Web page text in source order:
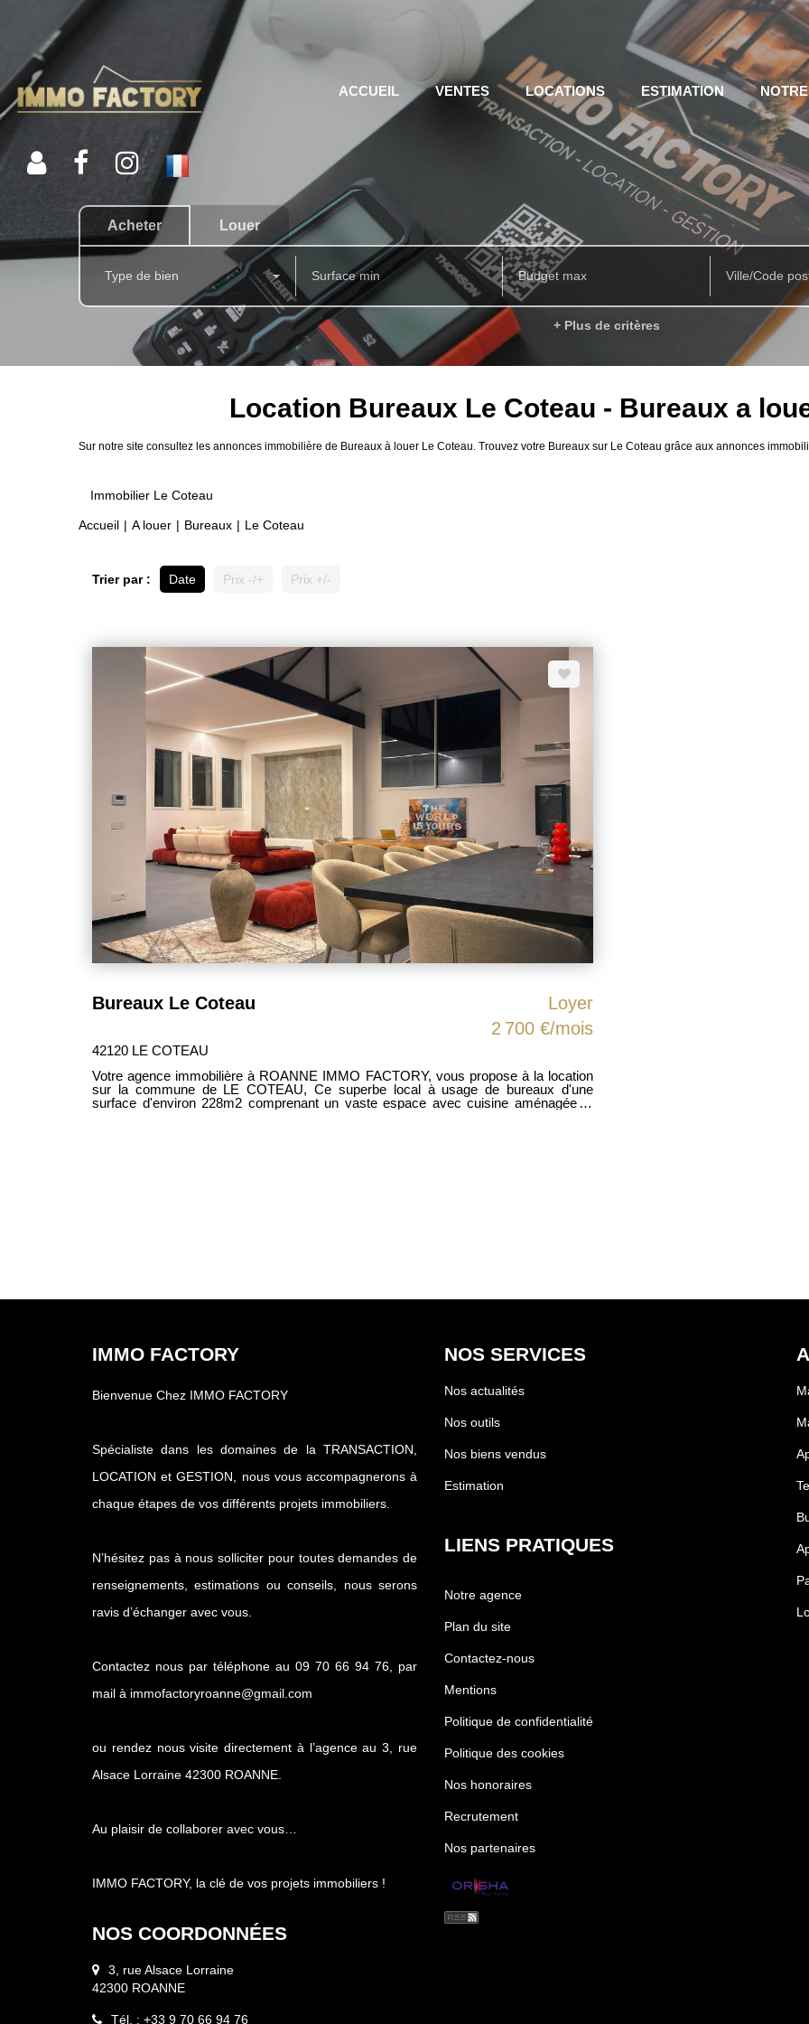
ACCUEIL VENTES LOCATIONS ESTIMATION
Acheter Louer
Type de bien Ville/Code
+ Plus de critères
Location Bureaux Le Coteau - Bureaux a
Sur notre site consultez les annonces immobilière de Bureaux à louer Le Coteau. Trouvez votre Bureaux sur Le Coteau grâce aux annonces
Immobilier Le Coteau
Accueil A louer Bureaux Le Coteau
Trier par : Date Prix -/+ Prix +/-
Bureaux Le Coteau
Loyer
2 700 €/mois
42120 LE COTEAU
Votre agence immobilière à ROANNE IMMO FACTORY, vous propose à la location
sur la commune de LE COTEAU, Ce superbe local à usage de bureaux d'une
surface d'environ 228m2 comprenant un vaste espace avec cuisine aménagée et
IMMO FACTORY
Bienvenue Chez IMMO FACTORY
Spécialiste dans les domaines de la TRANSACTION,
LOCATION et GESTION, nous vous accompagnerons à
chaque étapes de vos différents projets immobiliers.
N’hésitez pas à nous solliciter pour toutes demandes de
renseignements, estimations ou conseils, nous serons
ravis d’échanger avec vous.
Contactez nous par téléphone au 09 70 66 94 76, par
mail à immofactoryroanne@gmail.com
ou rendez nous visite directement à l’agence au 3, rue
Alsace Lorraine 42300 ROANNE.
Au plaisir de collaborer avec vous…
IMMO FACTORY, la clé de vos projets immobiliers !
NOS COORDONNÉES
3, rue Alsace Lorraine
42300 ROANNE
Tél. : +33 9 70 66 94 76
NOS SERVICES
Nos actualités
Nos outils
Nos biens vendus
Estimation
LIENS PRATIQUES
Notre agence
Plan du site
Contactez-nous
Mentions
Politique de confidentialité
Politique des cookies
Nos honoraires
Recrutement
Nos partenaires